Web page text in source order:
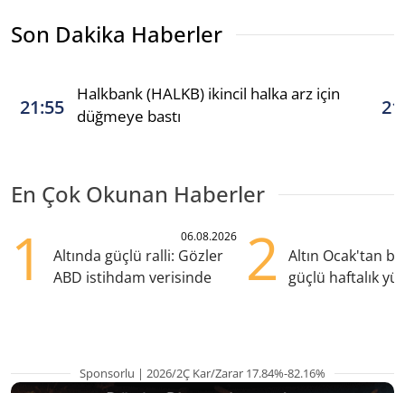
Son Dakika Haberler
21:55
Halkbank (HALKB) ikincil halka arz için
düğmeye bastı
En Çok Okunan Haberler
1 06.08.2026
Altında güçlü ralli: Gözler
ABD istihdam verisinde
2
Altın Ocak'tan
güçlü haftalık
Sponsorlu | 2026/2Ç Kar/Zarar 17.84%-82.16%